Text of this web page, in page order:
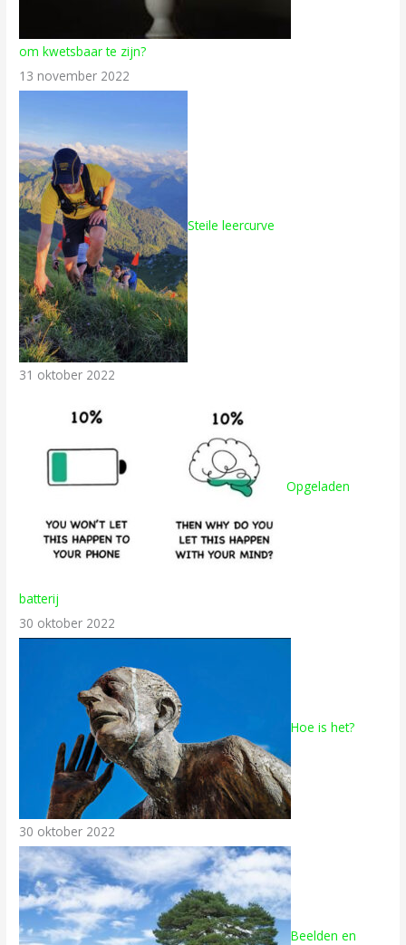
om kwetsbaar te zijn?
13 november 2022
Steile leercurve
31 oktober 2022
Opgeladen
batterij
30 oktober 2022
Hoe is het?
30 oktober 2022
Beelden en